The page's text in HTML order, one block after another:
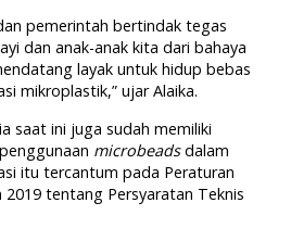
pemerintah bertindak tegas
dan anak-anak kita dari bahaya
layak untuk hidup bebas
mikroplastik,” ujar Alaika.
saat ini juga sudah memiliki
microbeadsdalam
itu tercantum pada Peraturan
tentang Persyaratan Teknis